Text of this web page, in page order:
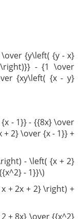
{y\left( {y - x}
- {1 \over
{xy\left( {x - y}
- 1}} - {{8x} \over
+ 2} \over {x - 1}} +
- \left( {x + 2}
- 1}}\)
+ 2x + 2} \right) +
+ 8x} \over {{x^2}